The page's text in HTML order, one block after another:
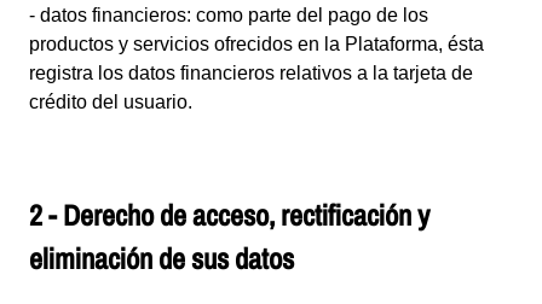
- datos financieros: como parte del pago de los
productos y servicios ofrecidos en la Plataforma, ésta
registra los datos financieros relativos a la tarjeta de
crédito del usuario.
2 - Derecho de acceso, rectificación y
eliminación de sus datos